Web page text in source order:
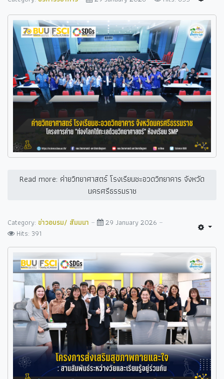
Read more: ค่ายวิทยาศาสตร์ โรงเรียนชะอวดวิทยาคาร จังหวัด
นครศรีธรรมราช
Category: ข่าวอบรม/ สัมมนา
29 January 2026
Hits: 391